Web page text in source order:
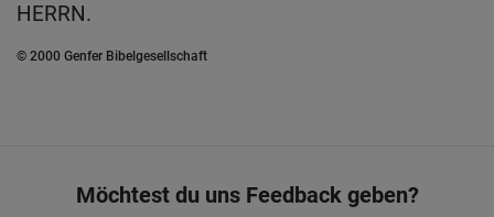
HERRN.
© 2000 Genfer Bibelgesellschaft
Möchtest du uns Feedback geben?